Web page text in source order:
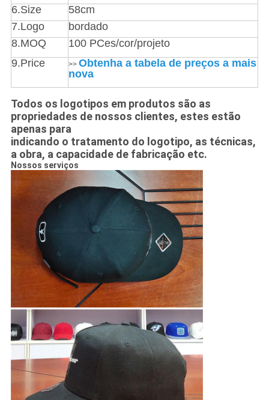
6.Size
58cm
7.Logo
bordado
8.MOQ
100 PCes/cor/projeto
9.Price
>> Obtenha a tabela de preços a mais
nova
Todos os logotipos em produtos são as
propriedades de nossos clientes, estes estão
apenas para
indicando o tratamento do logotipo, as técnicas,
a obra, a capacidade de fabricação etc.
Nossos serviços